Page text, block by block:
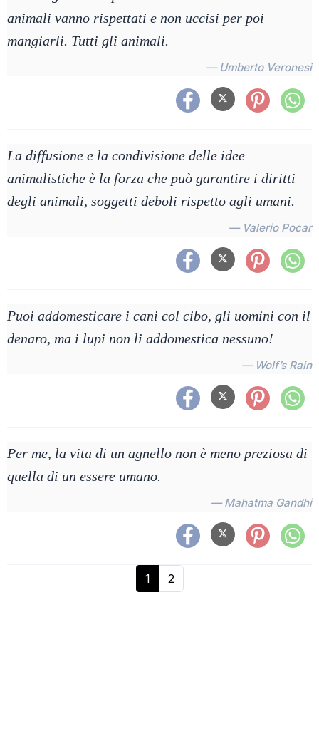
animali vanno rispettati e non uccisi per poi
mangiarli. Tutti gli animali.
— Umberto Veronesi
La diffusione e la condivisione delle idee
animalistiche è la forza che può garantire i diritti
degli animali, soggetti deboli rispetto agli umani.
— Valerio Pocar
Puoi addomesticare i cani col cibo, gli uomini con il
denaro, ma i lupi non li addomestica nessuno!
— Wolf’s Rain
Per me, la vita di un agnello non è meno preziosa di
quella di un essere umano.
— Mahatma Gandhi
1 2